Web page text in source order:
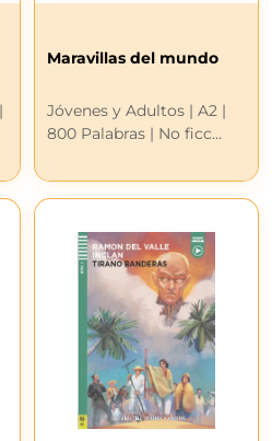
Maravillas del mundo
Jóvenes y Adultos | A2 |
800 Palabras | No ficc...